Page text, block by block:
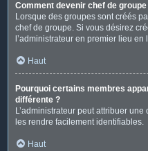
Comment devenir chef de groupe
Lorsque des groupes sont créés
chef de groupe. Si vous désirez
l’administrateur en premier lieu
Haut
Pourquoi certains membres
différente ?
L’administrateur peut attribuer
les rendre facilement identifiables.
Haut